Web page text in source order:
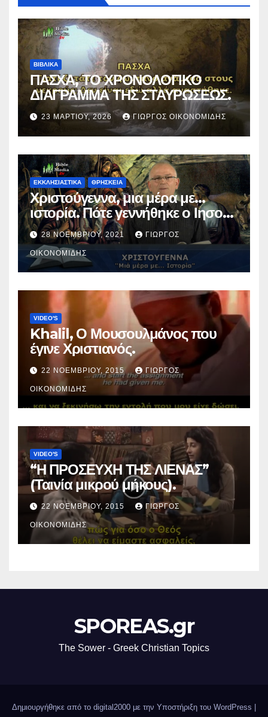
ΒΙΒΛΙΚΑ
ΠΑΣΧΑ, ΤΟ ΧΡΟΝΟΛΟΓΙΚΟ
ΔΙΑΓΡΑΜΜΑ ΤΗΣ ΣΤΑΥΡΩΣΕΩΣ.
23 ΜΑΡΤΊΟΥ, 2026 ΓΙΏΡΓΟΣ ΟΙΚΟΝΟΜΊΔΗΣ
ΕΚΚΛΗΣΙΑΣΤΙΚΑ ΘΡΗΣΚΕΙΑ
Χριστούγεννα, μια μέρα με…
ιστορία. Πότε γεννήθηκε ο Ιησούς
Χριστός; (Βίντεο).
28 ΝΟΕΜΒΡΊΟΥ, 2021 ΓΙΏΡΓΟΣ
ΟΙΚΟΝΟΜΊΔΗΣ
VIDEO'S
Khalil, Ο Μουσουλμάνος που
έγινε Χριστιανός.
22 ΝΟΕΜΒΡΊΟΥ, 2015 ΓΙΏΡΓΟΣ
ΟΙΚΟΝΟΜΊΔΗΣ
VIDEO'S
“Η ΠΡΟΣΕΥΧΗ ΤΗΣ ΛΙΕΝΑΣ”
(Ταινία μικρού μήκους).
22 ΝΟΕΜΒΡΊΟΥ, 2015 ΓΙΏΡΓΟΣ
ΟΙΚΟΝΟΜΊΔΗΣ
SPOREAS.gr
The Sower - Greek Christian Topics
Δημιουργήθηκε από το digital2000 με την Υποστήριξη του WordPress